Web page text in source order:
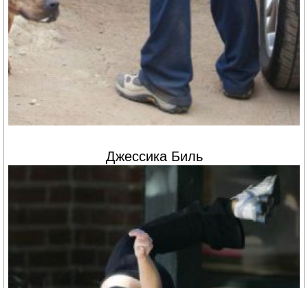
Джессика Биль